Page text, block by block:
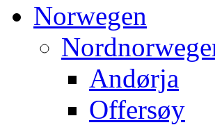
Norwegen
Andørja
Offersøy